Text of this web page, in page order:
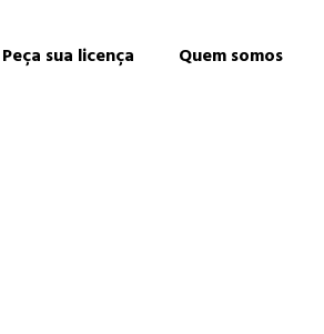
Peça sua licença Quem somos